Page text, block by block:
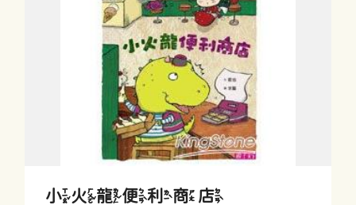
小火龍便利商店